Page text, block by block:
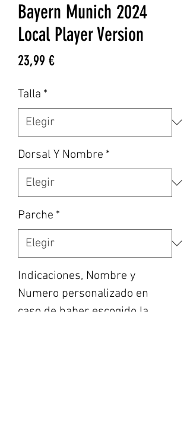
Bayern Munich 2024
Local Player Version
23,99 €Precio
Talla *
Dorsal Y Nombre *
Parche *
Indicaciones, Nombre y
Numero personalizado en
caso de haber escogido la